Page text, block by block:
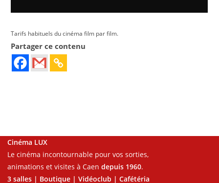
Tarifs habituels du cinéma film par film.
Partager ce contenu
Cinéma LUX
Le cinéma incontournable pour vos sorties,
animations et visites à Caen depuis 1960.
3 salles | Boutique | Vidéoclub | Cafétéria